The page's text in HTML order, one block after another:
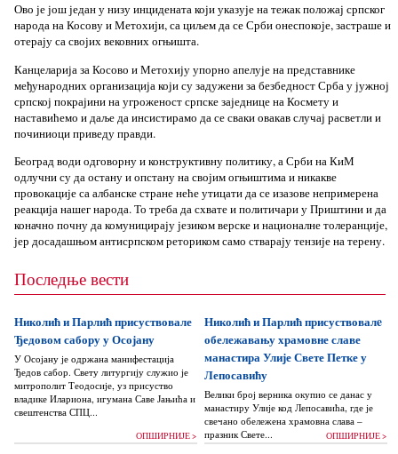
Ово је још један у низу инцидената који указује на тежак положај српског
народа на Косову и Метохији, са циљем да се Срби онеспокоје, застраше и
отерају са својих вековних огњишта.
Канцеларија за Косово и Метохију упорно апелује на представнике
међународних организација који су задужени за безбедност Срба у јужној
српској покрајини на угроженост српске заједнице на Космету и
наставићемо и даље да инсистирамо да се сваки овакав случај расветли и
починиоци приведу правди.
Београд води одговорну и конструктивну политику, а Срби на КиМ
одлучни су да остану и опстану на својим огњиштима и никакве
провокације са албанске стране неће утицати да се изазове непримерена
реакција нашег народа. То треба да схвате и политичари у Приштини и да
коначно почну да комуницирају језиком верске и националне толеранције,
јер досадашњом антисрпском реториком само стварају тензије на терену.
Последње вести
Николић и Парлић присуствовале
Ђедовом сабору у Осојану
У Осојану је одржана манифестација
Ђедов сабор. Свету литургију служио је
митрополит Теодосије, уз присуство
владике Илариона, игумана Саве Јањића и
свештенства СПЦ...
ОПШИРНИЈЕ >
Николић и Парлић присуствовалe
обележавању храмовне славе
манастира Улије Свете Петке у
Лепосавићу
Велики број верника окупио се данас у
манастиру Улије код Лепосавића, где је
свечано обележена храмовна слава –
празник Свете...
ОПШИРНИЈЕ >